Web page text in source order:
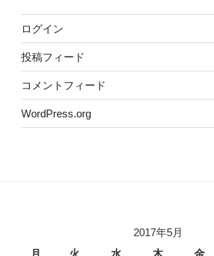
ログイン
投稿フィード
コメントフィード
WordPress.org
2017年5月